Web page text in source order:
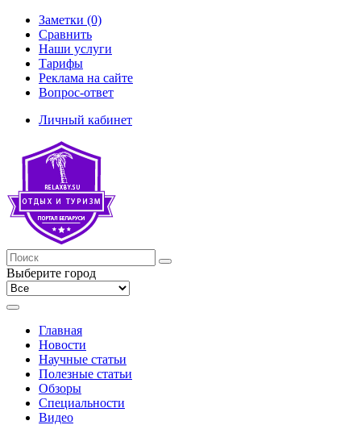
Заметки (0)
Сравнить
Наши услуги
Тарифы
Реклама на сайте
Вопрос-ответ
Личный кабинет
Выберите город
Главная
Новости
Научные статьи
Полезные статьи
Обзоры
Специальности
Видео